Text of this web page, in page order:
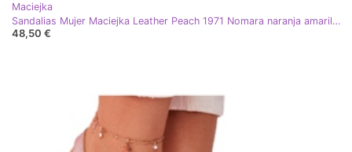
Maciejka
Sandalias Mujer Maciejka Leather Peach 1971 Nomara naranja amarillo
48,50 €